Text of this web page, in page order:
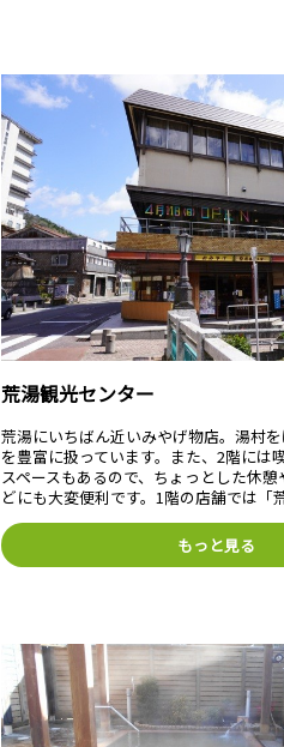
荒湯観光センター
荒湯にいちばん近いみやげ物店。湯村
を豊富に扱っています。また、2階には
スペースもあるので、ちょっとした休
どにも大変便利です。1階の店舗では
もっと見る